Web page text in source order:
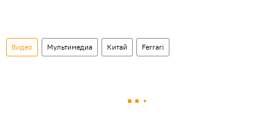
Видео Мультимедиа Китай Ferrari